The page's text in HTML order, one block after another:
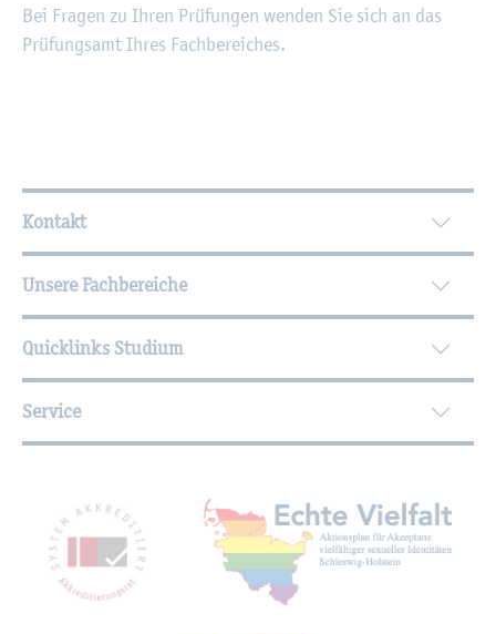
Bei Fra­gen zu Ihren Prü­fun­gen wen­den Sie sich an das
Prü­fungs­amt Ihres Fach­be­rei­ches.
Wei­ter­füh­ren­de In­for­ma­tio­nen
Kontakt
Unsere Fachbereiche
Quicklinks Studium
Service
Mit­glied­schaf­ten,